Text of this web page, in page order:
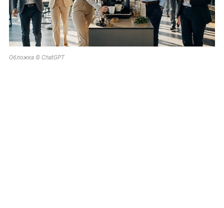
Обложка © ChatGPT